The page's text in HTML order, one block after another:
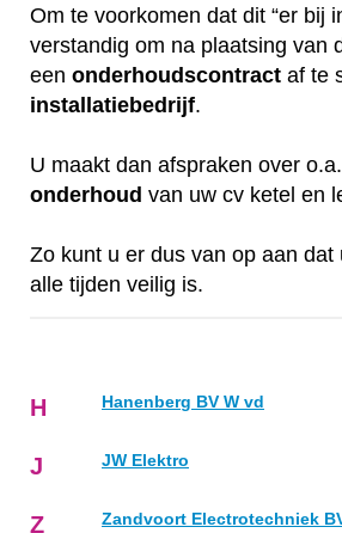
Om te voorkomen dat dit “er bij
verstandig om na plaatsing van
een onderhoudscontract af te
installatiebedrijf.
U maakt dan afspraken over
onderhoud van uw cv ketel en
Zo kunt u er dus van op aan dat
alle tijden veilig is.
H Hanenberg BV W vd
J JW Elektro
Z Zandvoort Electrotechniek